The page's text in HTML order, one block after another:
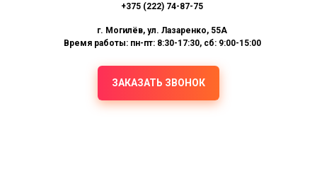
+375 (222) 74-87-75
г. Могилёв, ул. Лазаренко, 55А
Время работы: пн-пт: 8:30-17:30, сб: 9:00-15:00
ЗАКАЗАТЬ ЗВОНОК